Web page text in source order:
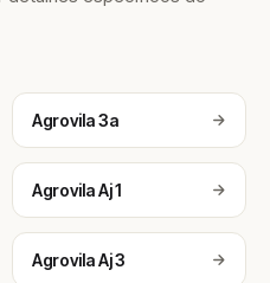
Agrovila 3a
Agrovila Aj 1
Agrovila Aj 3